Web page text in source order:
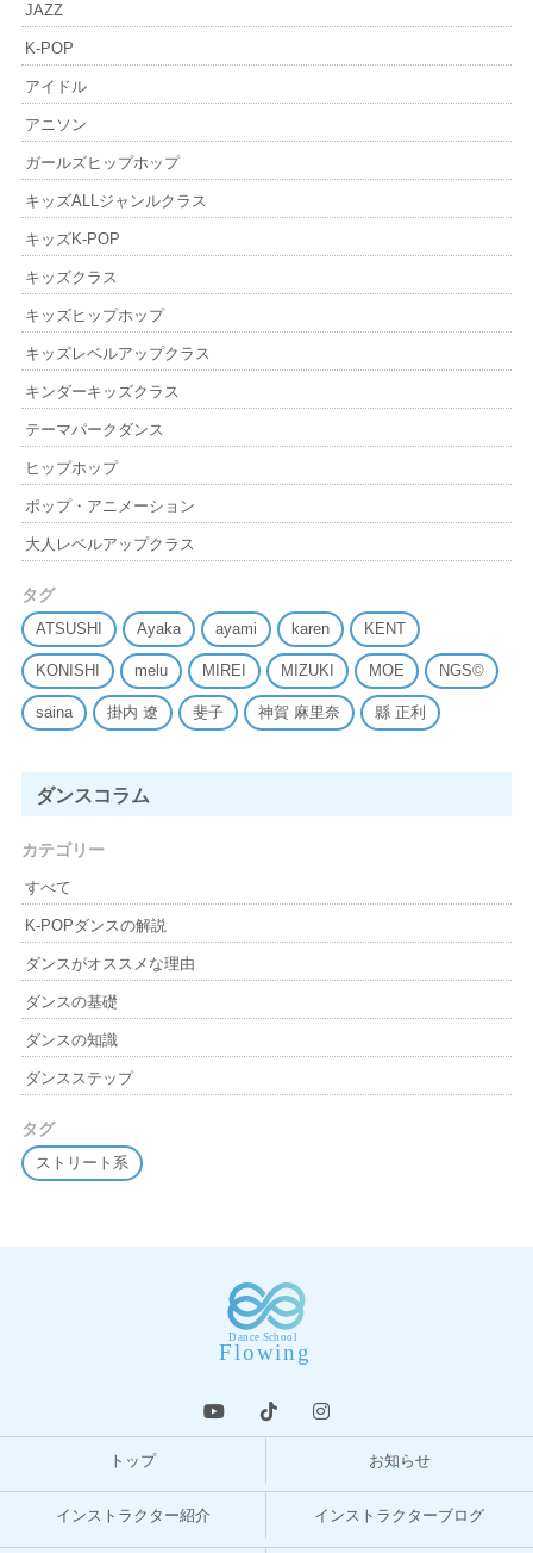
JAZZ
K-POP
アイドル
アニソン
ガールズヒップホップ
キッズALLジャンルクラス
キッズK-POP
キッズクラス
キッズヒップホップ
キッズレベルアップクラス
キンダーキッズクラス
テーマパークダンス
ヒップホップ
ポップ・アニメーション
大人レベルアップクラス
タグ
ATSUSHI Ayaka ayami karen KENT
KONISHI melu MIREI MIZUKI MOE NGS©
saina 掛内 遼 斐子 神賀 麻里奈 縣 正利
ダンスコラム
カテゴリー
すべて
K-POPダンスの解説
ダンスがオススメな理由
ダンスの基礎
ダンスの知識
ダンスステップ
タグ
ストリート系
トップ お知らせ
インストラクター紹介 インストラクターブログ